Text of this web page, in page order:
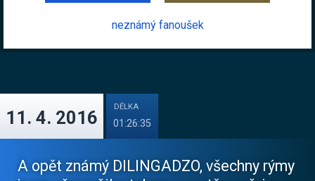
neznámý fanoušek
11. 4. 2016
DÉLKA
01:26:35
A opět známý DILINGADZO, všechny rýmy